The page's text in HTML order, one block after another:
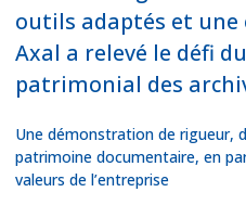
outils adaptés et une
Axal a relevé le défi
patrimonial des
Une démonstration de rigueur,
patrimoine documentaire, en
valeurs de l’entreprise